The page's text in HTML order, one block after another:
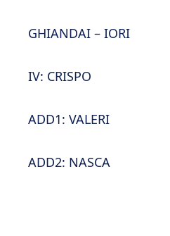
GHIANDAI – IORI
IV: CRISPO
ADD1: VALERI
ADD2: NASCA